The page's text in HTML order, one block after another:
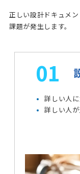
正しい設計ドキュメ
課題が発生します。
01
詳しい人
詳しい人